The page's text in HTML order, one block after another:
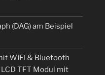
(DAG) am Beispiel
WIFI & Bluetooth
TFT Modul mit